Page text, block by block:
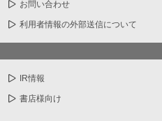
お問い合わせ
利用者情報の外部送信について
IR情報
書店様向け